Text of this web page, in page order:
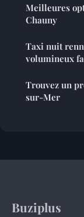
Meilleures
Chauny
Taxi nuit
volumineux
Trouvez un
sur-Mer
Buziplus